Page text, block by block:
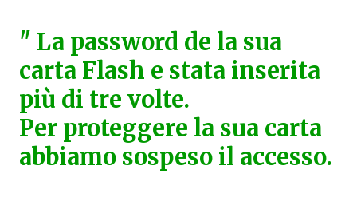
" La password de la sua
carta Flash e stata inserita
più di tre volte.
Per proteggere la sua carta
abbiamo sospeso il accesso.